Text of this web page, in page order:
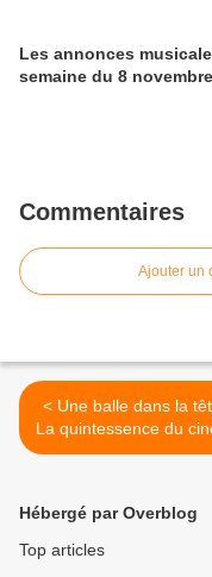
Les annonces
semaine du 8
Commentaires
Ajouter un
< Une balle dans la tête «
La quintessence du
HK films» dans une
Hébergé par Overblog
Top articles